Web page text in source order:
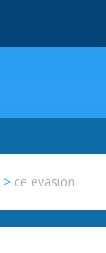
> ce evasion